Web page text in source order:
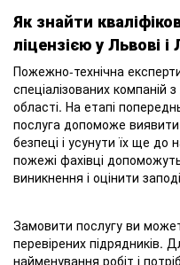
Як знайти
ліцензією у Львові і
Пожежно-технічна
спеціалізованих компаній з
області. На етапі
послуга допоможе
безпеці і усунути їх ще до
пожежі фахівці
виникнення і оцінити
Замовити послугу ви
перевірених підрядників.
найменування робіт і